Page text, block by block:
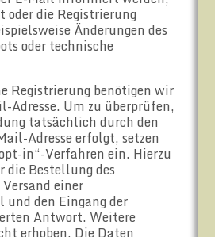
oder die Registrierung
Änderungen des
oder technische
Registrierung benötigen wir
Adresse. Um zu überprüfen,
tatsächlich durch den
Adresse erfolgt, setzen
in“-Verfahren ein. Hierzu
Bestellung des
einer
den Eingang der
Antwort. Weitere